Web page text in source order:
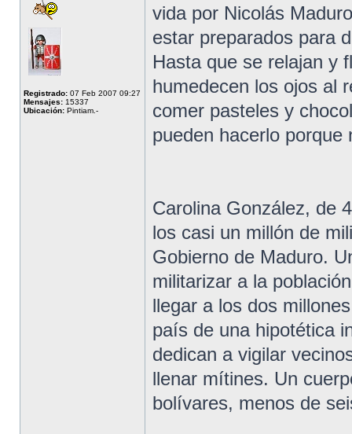
Registrado: 07 Feb 2007 09:27
Mensajes: 15337
Ubicación: Pintiam.-
vida por Nicolás
estar preparados para
Hasta que se relajan y
humedecen los ojos al
comer pasteles y
pueden hacerlo
Carolina González, de
los casi un millón de
Gobierno de Maduro.
militarizar a la
llegar a los dos
país de una hipotética
dedican a vigilar
llenar mítines. Un
bolívares, menos de